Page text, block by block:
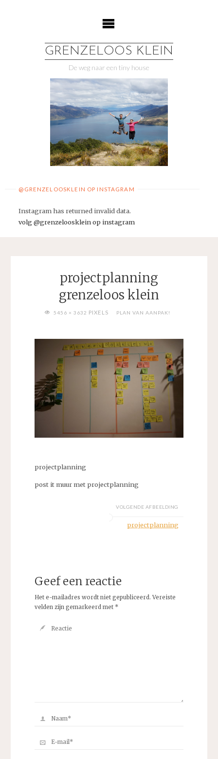
GRENZELOOS KLEIN
De weg naar een tiny house
@GRENZELOOSKLEIN OP INSTAGRAM
Instagram has returned invalid data.
volg @grenzeloosklein op instagram
projectplanning
grenzeloos klein
VOLLEDIGE
5456 × 3632 PIXELS PLAN VAN AANPAK!
projectplanning
post it muur met projectplanning
VOLGENDE AFBEELDING
projectplanning
Geef een reactie
Het e-mailadres wordt niet gepubliceerd. Vereiste
velden zijn gemarkeerd met *